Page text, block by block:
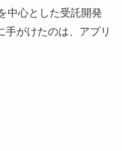
中心とした受託開発
手がけたのは、アプリ